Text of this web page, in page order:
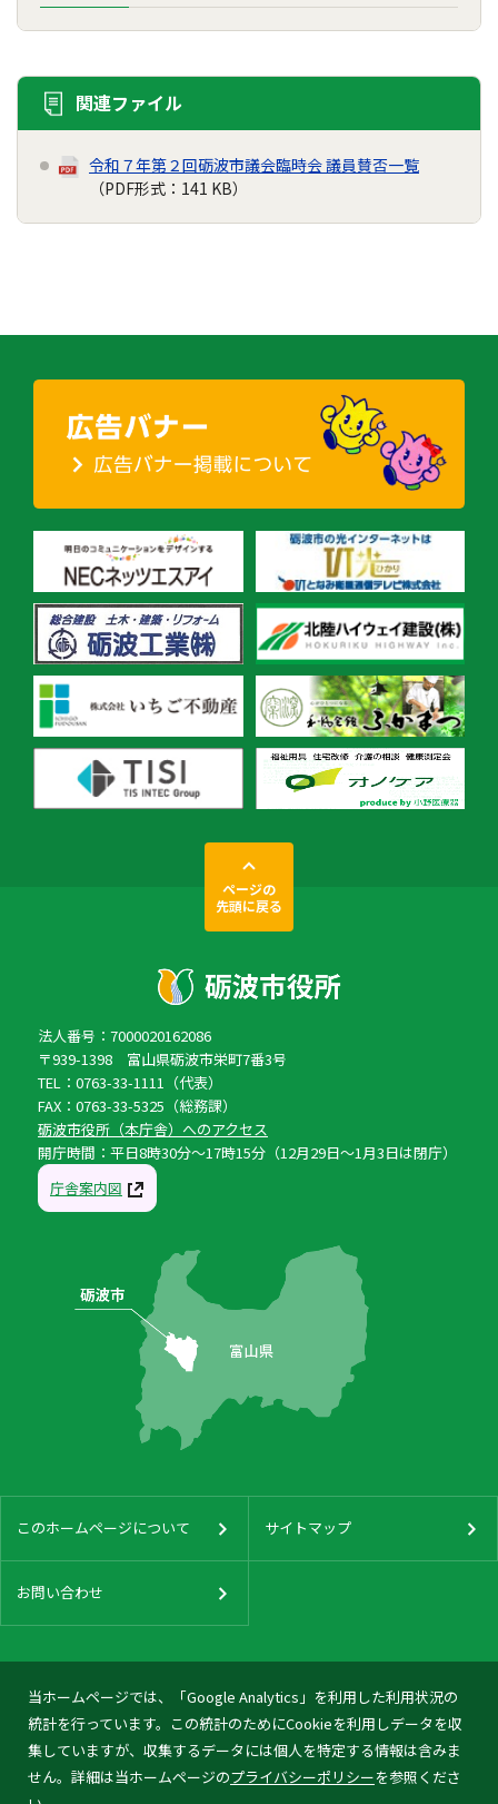
関連ファイル
令和７年第２回砺波市議会臨時会 議員賛否一覧
（PDF形式：141 KB）
当ホームページでは、「Google Analytics」を利用した利用状況の
統計を行っています。この統計のためにCookieを利用しデータを収
集していますが、収集するデータには個人を特定する情報は含みま
せん。詳細は当ホームページのプライバシーポリシーを参照くださ
ページの
先頭に戻る
法人番号：7000020162086
〒939-1398 富山県砺波市栄町7番3号
TEL：0763-33-1111（代表）
FAX：0763-33-5325（総務課）
砺波市役所（本庁舎）へのアクセス
開庁時間：平日8時30分〜17時15分（12月29日〜1月3日は閉庁）
庁舎案内図
このホームページについて サイトマップ
お問い合わせ